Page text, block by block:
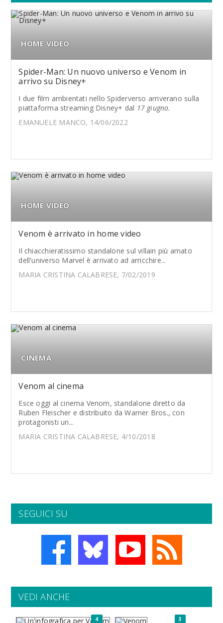
HOME VIDEO
Spider-Man: Un nuovo universo e Venom in
arrivo su Disney+
I due film ambientati nello Spiderverso arriverano sulla
piattaforma streaming Disney+ dal 17 giugno.
EMANUELE MANCO, 14/06/2022
HOME VIDEO
Venom è arrivato in home video
Il chiacchieratissimo standalone sul villain più amato
dell'universo Marvel è arrivato ad arricchire...
MARIA CRISTINA CALABRESE, 7/02/2019
CINEMA
Venom al cinema
Esce oggi al cinema Venom, standalone diretto da
Ruben Fleischer e distribuito da Warner Bros., con
protagonisti un...
MARIA CRISTINA CALABRESE, 4/10/2018
SEGUICI SU
VEDI ANCHE
4 3